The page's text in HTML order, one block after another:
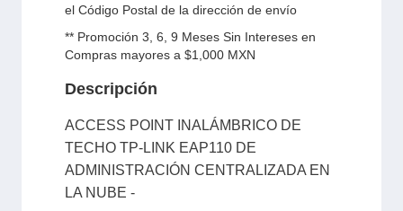
el Código Postal de la dirección de envío
** Promoción 3, 6, 9 Meses Sin Intereses en
Compras mayores a $1,000 MXN
Descripción
ACCESS POINT INALÁMBRICO DE
TECHO TP-LINK EAP110 DE
ADMINISTRACIÓN CENTRALIZADA EN
LA NUBE -